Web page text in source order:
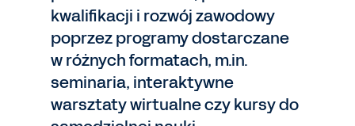
kwalifikacji i rozwój zawodowy
poprzez programy dostarczane
w różnych formatach, m.in.
seminaria, interaktywne
warsztaty wirtualne czy kursy do